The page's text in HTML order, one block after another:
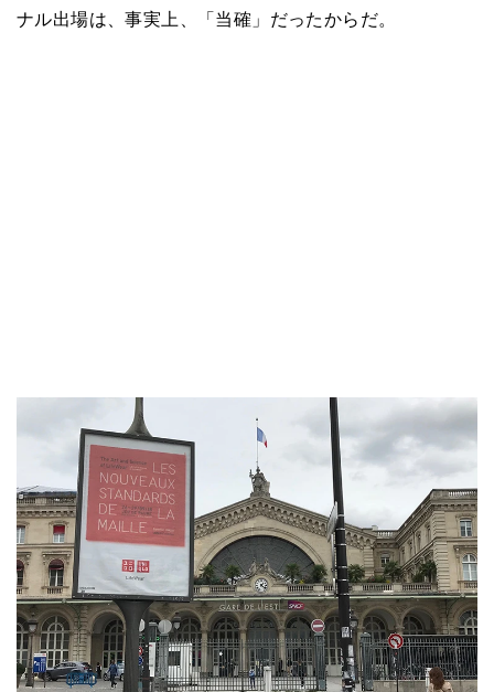
ナル出場は、事実上、「当確」だったからだ。